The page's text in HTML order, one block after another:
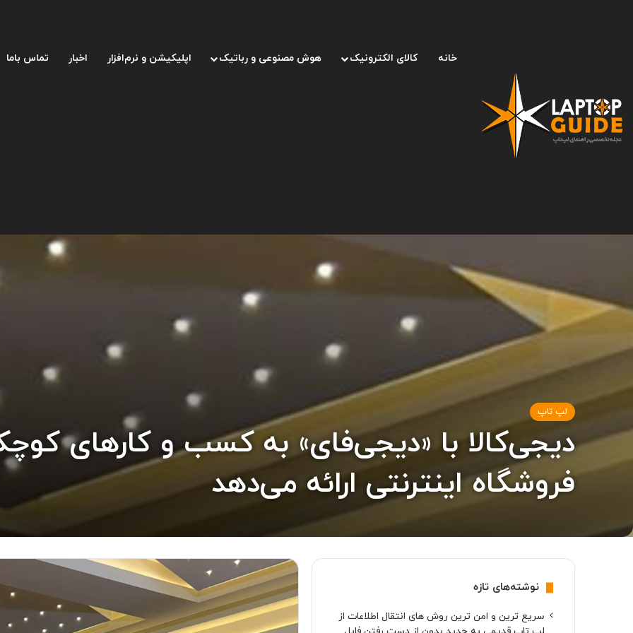
خانه کالای الکترونیک هوش مصنوعی و رباتیک اپلیکیشن و نرم‌افزار اخبار تماس باما
صفحه اصلی
لپ تاپ
دیجی‌کالا با «دیجی‌فای» به کسب و کارهای
فروشگاه اینترنتی ارائه می‌دهد
نوشته‌های تازه
سریع ترین و امن ترین روش های انتقال اطلاعات از